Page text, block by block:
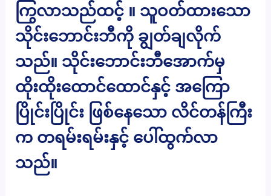
ကြွလာသည်ထင့် ။ သူဝတ်ထားသော
သိုင်းဘောင်းဘီကို ချွတ်ချလိုက်
သည်။ သိုင်းဘောင်းဘီအောက်မှ
ထိုးထိုးထောင်ထောင်နှင့် အကြော
ပြိုင်းပြိုင်း ဖြစ်နေသော လိင်တန်ကြီး
က တရမ်းရမ်းနှင့် ပေါ်ထွက်လာ
သည်။